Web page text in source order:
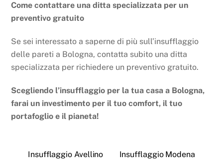
Come contattare una ditta specializzata per un
preventivo gratuito
Se sei interessato a saperne di più sull’insufflaggio
delle pareti a Bologna, contatta subito una ditta
specializzata per richiedere un preventivo gratuito.
Scegliendo l’insufflaggio per la tua casa a Bologna,
farai un investimento per il tuo comfort, il tuo
portafoglio e il pianeta!
Insufflaggio Avellino Insufflaggio Modena